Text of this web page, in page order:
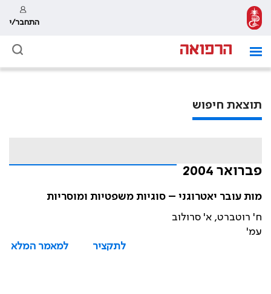
התחבר/י
תוצאת חיפוש
פברואר 2004
מות עובר יאטרוגני – סוגיות משפטיות ומוסריות
ח' רוטברט, א' סרולוב
עמ'
לתקציר
למאמר המלא